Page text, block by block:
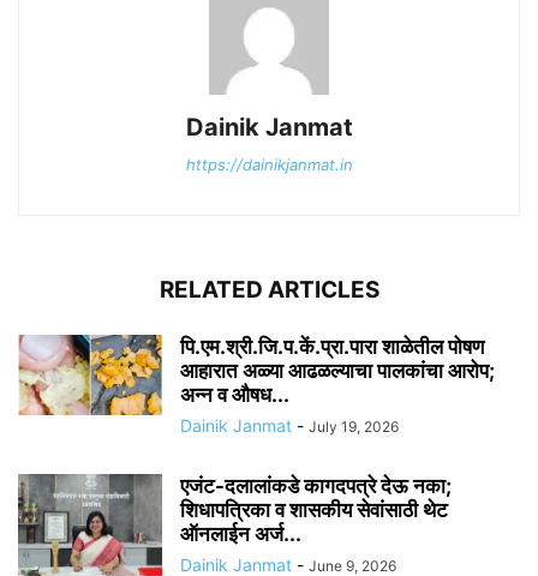
Dainik Janmat
https://dainikjanmat.in
RELATED ARTICLES
पि.एम.श्री.जि.प.कें.प्रा.पारा शाळेतील पोषण
आहारात अळ्या आढळल्याचा पालकांचा आरोप;
अन्न व औषध...
Dainik Janmat - July 19, 2026
एजंट-दलालांकडे कागदपत्रे देऊ नका;
शिधापत्रिका व शासकीय सेवांसाठी थेट
ऑनलाईन अर्ज...
Dainik Janmat - June 9, 2026